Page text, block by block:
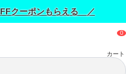
クーポンもらえる ／
カート